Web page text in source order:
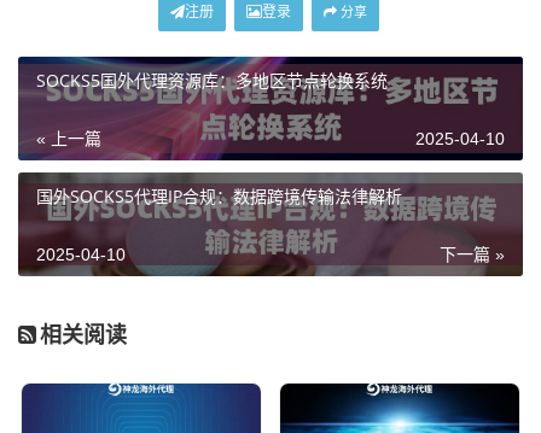
某视频平台需要确认仅限香港地区播放的影视内容是否
试，通过比对不同IP类型（数据中心IP/住宅IP）的访问
结果，可验证平台的地理识别系统准确性。
场景二：通道压力测试
香港本地接口（如转数快）需在高并发场景下测试系统
稳定性。通过神龙海外代理IP的IP轮换功能，配合自动化
脚本实现：
2. 设置5秒IP更换频率
3. 模拟真实用户行为
注册 登录 分享
SOCKS5国外代理资源库：多地区节点轮换系统
« 上一篇 2025-04-10
国外SOCKS5代理IP合规：数据跨境传输法律解析
下一篇 »
2025-04-10
相关阅读